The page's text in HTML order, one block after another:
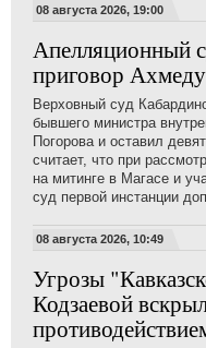
08 августа 2026, 19:00
Апелляционный
приговор
Верховный суд
бывшего министра
Погорова и оставил
считает, что при
на митинге в Магасе и
суд первой инстанции
08 августа 2026, 10:49
Угрозы
Кодзаевой